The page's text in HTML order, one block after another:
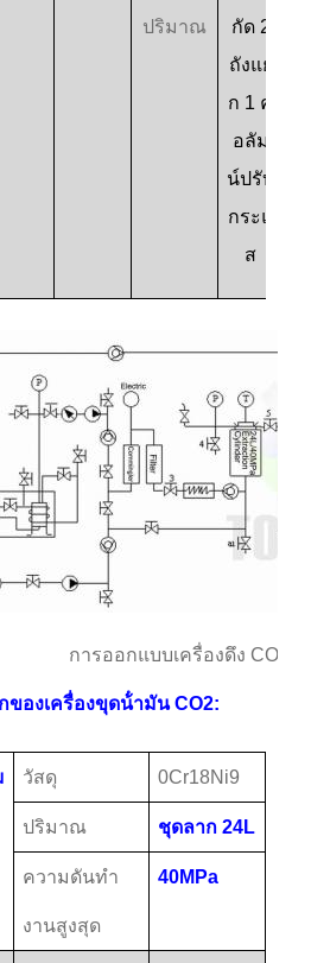
ปริมาณ
กัด 2
ถังแย
ก 1 ค
อลัม
น์ปรับ
กระแ
ส
การออกแบบเครื่องดึง CO2
ของเครื่องขุดน้ํามัน CO2:
วัสดุ 0Cr18Ni9
ปริมาณ ชุดลาก 24L
ความดันทํา
งานสูงสุด
40MPa